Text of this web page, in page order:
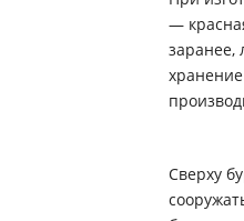
—
заранее,
Сверху